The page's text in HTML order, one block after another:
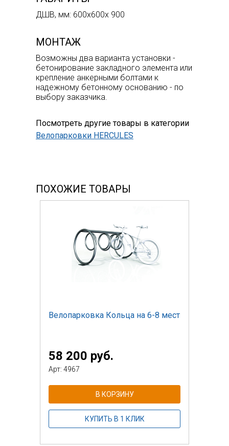
ДШВ, мм: 600х600х 900
МОНТАЖ
Возможны два варианта установки -
бетонирование закладного элемента или
крепление анкерными болтами к
надежному бетонному основанию - по
выбору заказчика.
Посмотреть другие товары в категории
Велопарковки HERCULES
ПОХОЖИЕ ТОВАРЫ
Велопарковка Кольца на 6-8 мест
58 200 руб.
Арт: 4967
В КОРЗИНУ
КУПИТЬ В 1 КЛИК